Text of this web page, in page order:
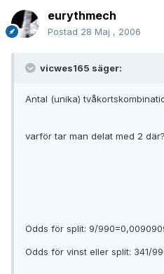
eurythmech
Postad 28 Maj , 2006
vicwes165 säger:
Antal (unika)
varför tar man delat med 2 där?
Odds för split: 9/
Odds för vinst eller split: 341/